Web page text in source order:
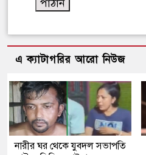
এ ক্যাটাগরির আরো নিউজ
নারীর ঘর থেকে যুবদল সভাপতি